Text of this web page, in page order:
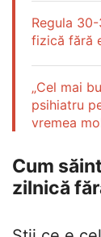
Regula
fizică fără
„Cel mai
psihiatru
vremea
Cum
zilnică